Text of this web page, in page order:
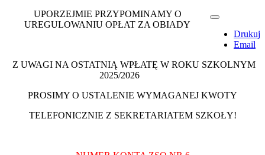
Drukuj
Email
UPORZEJMIE PRZYPOMINAMY O
UREGULOWANIU OPŁAT ZA OBIADY
Z UWAGI NA OSTATNIĄ WPŁATĘ W ROKU SZKOLNYM
2025/2026
PROSIMY O USTALENIE WYMAGANEJ KWOTY
TELEFONICZNIE Z SEKRETARIATEM SZKOŁY!